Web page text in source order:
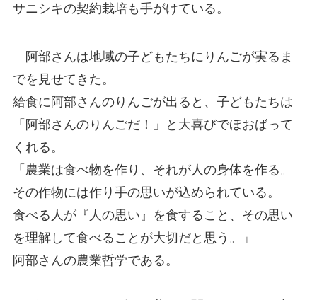
サニシキの契約栽培も手がけている。
阿部さんは地域の子どもたちにりんごが実るま
でを見せてきた。
給食に阿部さんのりんごが出ると、子どもたちは
「阿部さんのりんごだ！」と大喜びでほおばって
くれる。
「農業は食べ物を作り、それが人の身体を作る。
その作物には作り手の思いが込められている。
食べる人が『人の思い』を食すること、その思い
を理解して食べることが大切だと思う。」
阿部さんの農業哲学である。